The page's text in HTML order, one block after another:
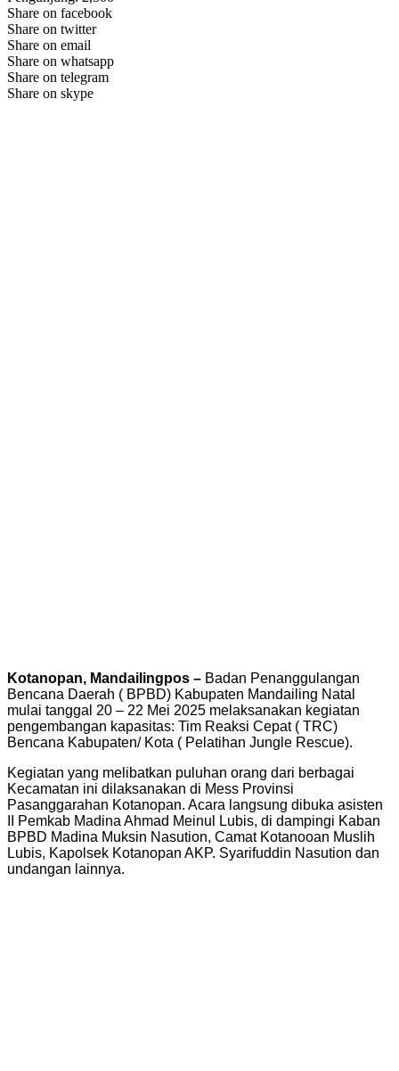
Share on facebook
Share on twitter
Share on email
Share on whatsapp
Share on telegram
Share on skype
Kotanopan, Mandailingpos – Badan Penanggulangan
Bencana Daerah ( BPBD) Kabupaten Mandailing Natal
mulai tanggal 20 – 22 Mei 2025 melaksanakan kegiatan
pengembangan kapasitas: Tim Reaksi Cepat ( TRC)
Bencana Kabupaten/ Kota ( Pelatihan Jungle Rescue).
Kegiatan yang melibatkan puluhan orang dari berbagai
Kecamatan ini dilaksanakan di Mess Provinsi
Pasanggarahan Kotanopan. Acara langsung dibuka asisten
II Pemkab Madina Ahmad Meinul Lubis, di dampingi Kaban
BPBD Madina Muksin Nasution, Camat Kotanooan Muslih
Lubis, Kapolsek Kotanopan AKP. Syarifuddin Nasution dan
undangan lainnya.